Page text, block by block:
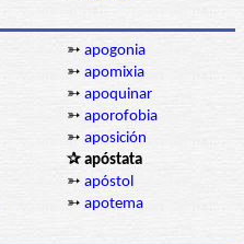
➳ apogonia
➳ apomixia
➳ apoquinar
➳ aporofobia
➳ aposición
✰ apóstata
➳ apóstol
➳ apotema